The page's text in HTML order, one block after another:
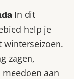
In dit
help je
winterseizoen.
zagen,
aan